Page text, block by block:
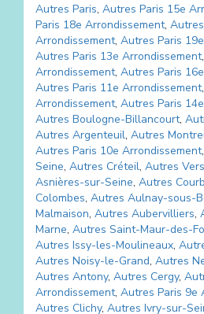
Autres Paris, Autres Paris 15e
Paris 18e Arrondissement, Autres
Arrondissement, Autres Paris
Autres Paris 13e Arrondissement,
Arrondissement, Autres Paris
Autres Paris 11e Arrondissement,
Arrondissement, Autres Paris
Autres Boulogne-Billancourt,
Autres Argenteuil, Autres
Autres Paris 10e Arrondissement,
Seine, Autres Créteil, Autres
Asnières-sur-Seine, Autres
Colombes, Autres Aulnay-sous-
Malmaison, Autres Aubervilliers,
Marne, Autres Saint-Maur-des-
Autres Issy-les-Moulineaux,
Autres Noisy-le-Grand, Autres
Autres Antony, Autres Cergy,
Arrondissement, Autres Paris 9e
Autres Clichy, Autres Ivry-sur-